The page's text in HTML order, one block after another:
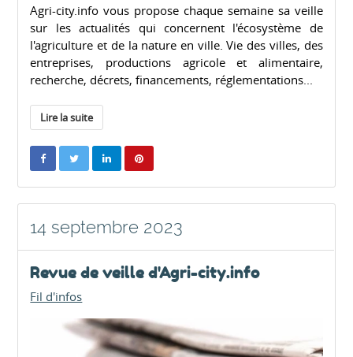
Agri-city.info vous propose chaque semaine sa veille
sur les actualités qui concernent l'écosystème de
l'agriculture et de la nature en ville. Vie des villes, des
entreprises, productions agricole et alimentaire,
recherche, décrets, financements, réglementations...
Lire la suite
14 septembre 2023
Revue de veille d'Agri-city.info
Fil d'infos